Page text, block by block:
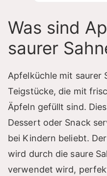
Was sind
saurer
Apfelküchle mit saurer
Teigstücke, die mit
Äpfeln gefüllt sind.
Dessert oder Snack
bei Kindern beliebt.
wird durch die saure
verwendet wird,